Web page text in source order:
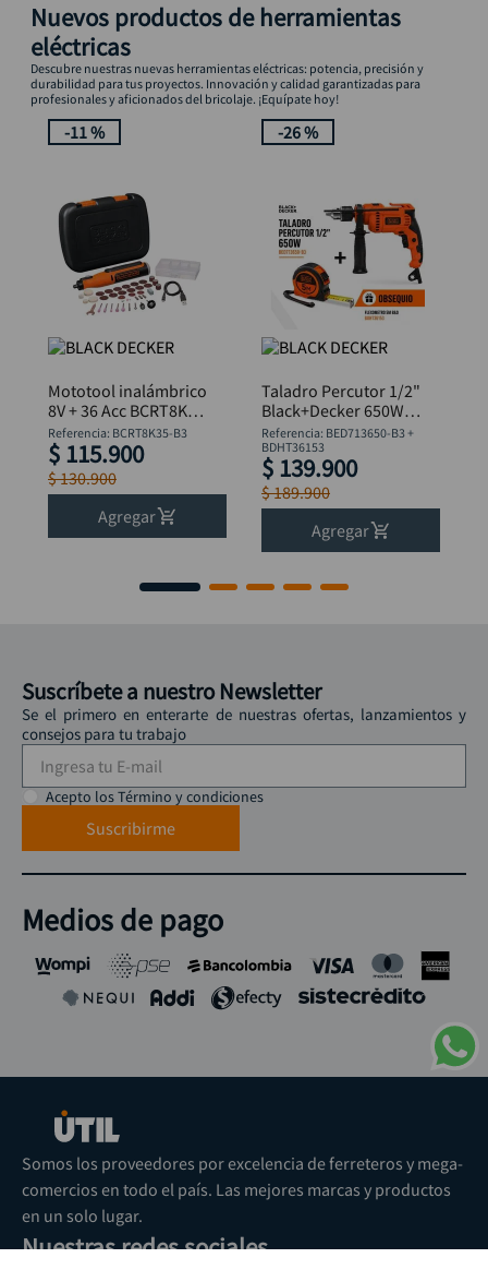
Nuevos productos de herramientas
eléctricas
Descubre nuestras nuevas herramientas eléctricas: potencia, precisión y
durabilidad para tus proyectos. Innovación y calidad garantizadas para
profesionales y aficionados del bricolaje. ¡Equípate hoy!
-11 %
Mototool inalámbrico
8V + 36 Acc BCRT8K35
B&D
Referencia: BCRT8K35-B3
$ 115.900
$130.900
Agregar
-26 %
Taladro Percutor 1/2"
Black+Decker 650W
BED713650-B3 +
Flexómetro
Referencia: BED713650-B3 +
BDHT36153
$ 139.900
$189.900
Agregar
Suscríbete a nuestro Newsletter
Se el primero en enterarte de nuestras ofertas, lanzamientos y
consejos para tu trabajo
Acepto los Término y condiciones
Suscribirme
Medios de pago
Somos los proveedores por excelencia de ferreteros y mega-
comercios en todo el país. Las mejores marcas y productos
en un solo lugar.
Nuestras redes sociales